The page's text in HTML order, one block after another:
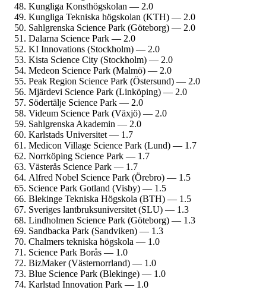
Kungliga Konst­högskolan — 2.0
Kungliga Tekniska högskolan (KTH) — 2.0
Sahlgrenska Science Park (Göteborg) — 2.0
Dalarna Science Park — 2.0
KI Innovations (Stockholm) — 2.0
Kista Science City (Stockholm) — 2.0
Medeon Science Park (Malmö) — 2.0
Peak Region Science Park (Östersund) — 2.0
Mjärdevi Science Park (Linköping) — 2.0
Södertälje Science Park — 2.0
Videum Science Park (Växjö) — 2.0
Sahlgrenska Akademin — 2.0
Karlstads Universitet — 1.7
Medicon Village Science Park (Lund) — 1.7
Norrköping Science Park — 1.7
Västerås Science Park — 1.7
Alfred Nobel Science Park (Örebro) — 1.5
Science Park Gotland (Visby) — 1.5
Blekinge Tekniska Högskola (BTH) — 1.5
Sveriges lantbruks­universitet (SLU) — 1.3
Lindholmen Science Park (Göteborg) — 1.3
Sandbacka Park (Sandviken) — 1.3
Chalmers tekniska högskola — 1.0
Science Park Borås — 1.0
BizMaker (Västernorrland) — 1.0
Blue Science Park (Blekinge) — 1.0
Karlstad Innovation Park — 1.0